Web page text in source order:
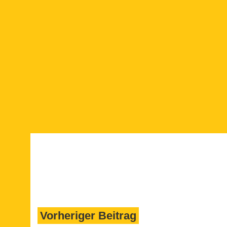
Vorheriger Beitrag